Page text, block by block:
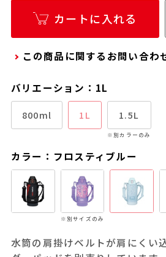
バッグは含まれておりません
バッグを希望される場合は、
願いいたします。
店舗紹介ページ
カートに入れる
この商品に関するお問い合わ
バリエーション：1L
800ml 1L 1.5L
※別カラーのみ
カラー：フロスティブルー
※別サイズのみ
水筒の肩掛けベルトが肩にくい